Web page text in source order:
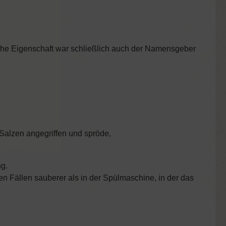
Eigenschaft war schließlich auch der Namensgeber
angegriffen und spröde,
Fällen sauberer als in der Spülmaschine, in der das